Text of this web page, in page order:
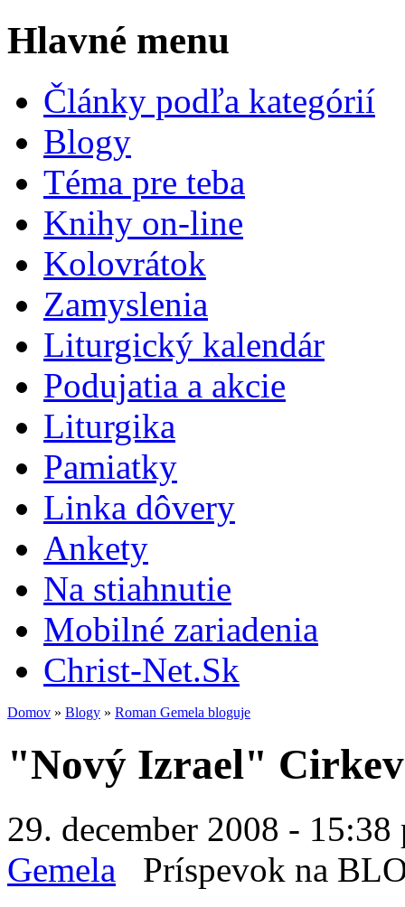
Hlavné menu
Články podľa kategórií
Blogy
Téma pre teba
Knihy on-line
Kolovrátok
Zamyslenia
Liturgický kalendár
Podujatia a akcie
Liturgika
Pamiatky
Linka dôvery
Ankety
Na stiahnutie
Mobilné zariadenia
Christ-Net.Sk
Domov » Blogy » Roman Gemela bloguje
"Nový Izrael"
29. december 2008 -
Gemela Príspevok na